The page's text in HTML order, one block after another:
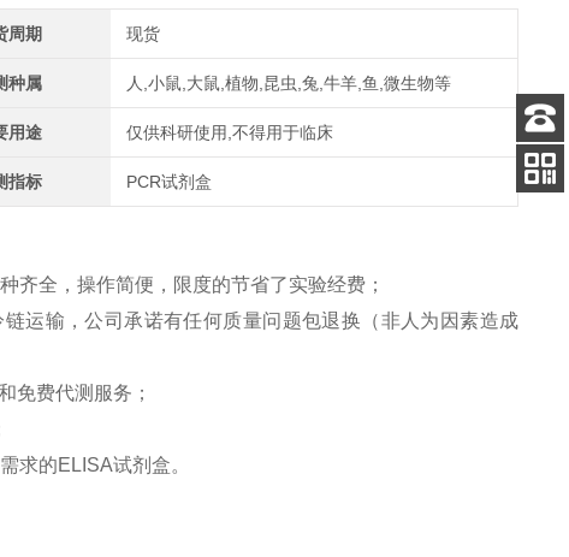
周期 现货
种属 人,小鼠,大鼠,植物,昆虫,兔,牛羊,鱼,微生物等
用途 仅供科研使用,不得用于临床
指标 PCR试剂盒
齐全，操作简便，限度的节省了实验经费；
运输，公司承诺有任何质量问题包退换（非人为因素造成
免费代测服务；
求的ELISA试剂盒。
客服
电话